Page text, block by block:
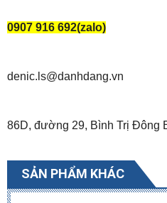
0907 916 692(zalo)
denic.ls@danhdang.vn
86D, đường 29, Bình Trị Đông
SẢN PHẨM KHÁC